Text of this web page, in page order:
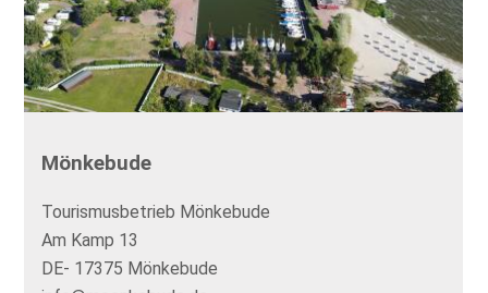
Mönkebude
Tourismusbetrieb Mönkebude
Am Kamp 13
DE- 17375 Mönkebude